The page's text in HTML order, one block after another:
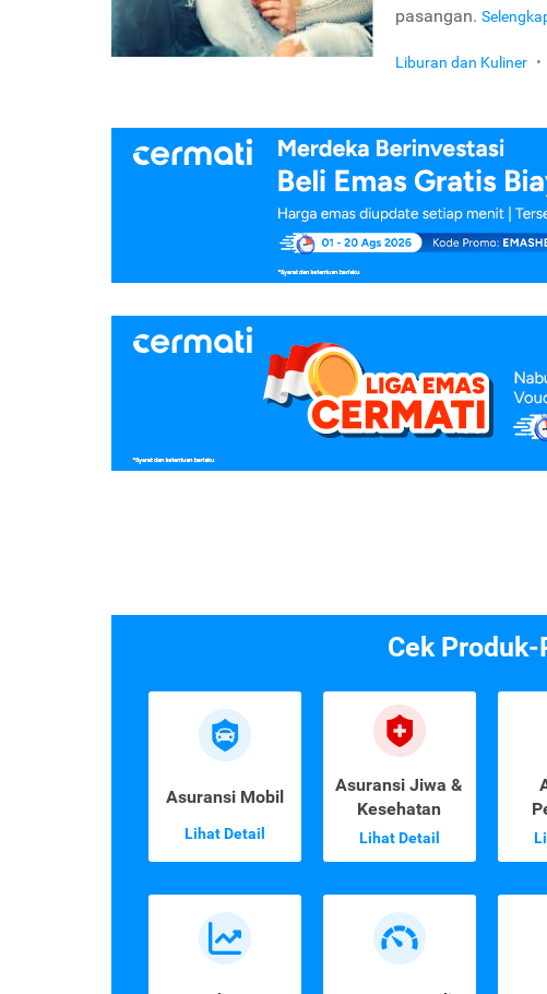
pasangan.
Liburan dan Kuliner •
Cek
Asuransi Mobil
Lihat Detail
Asuransi Jiwa &
Kesehatan
Lihat Detail